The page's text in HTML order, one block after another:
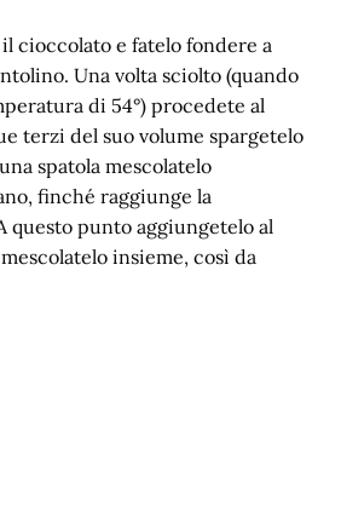
cioccolato e fatelo fondere a
Una volta sciolto (quando
di 54°) procedete al
terzi del suo volume spargetelo
spatola mescolatelo
finché raggiunge la
questo punto aggiungetelo al
insieme, così da